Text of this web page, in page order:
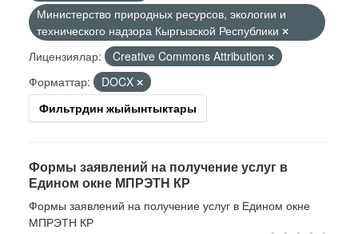
Министерство природных ресурсов, экологии и
технического надзора Кыргызской Республики
Лицензиялар:
Creative Commons Attribution
Форматтар:
DOCX
Фильтрдин жыйынтыктары
Формы заявлений на получение услуг в
Едином окне МПРЭТН КР
Формы заявлений на получение услуг в Едином окне
МПРЭТН КР